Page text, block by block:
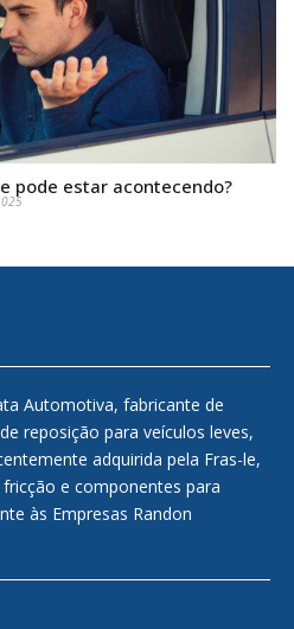
pode estar acontecendo?
Automotiva, fabricante de
reposição para veículos leves,
adquirida pela Fras-le,
e componentes para
às Empresas Randon